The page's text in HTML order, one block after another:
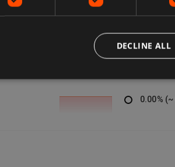
0.00% (~
DECLINE ALL